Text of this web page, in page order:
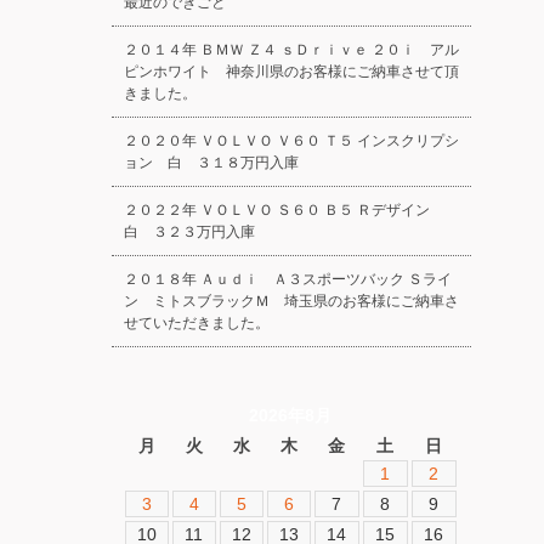
２０１４年 ＢＭＷ Ｚ４ ｓＤｒｉｖｅ ２０ｉ アル
ピンホワイト 神奈川県のお客様にご納車させて頂
きました。
２０２０年 ＶＯＬＶＯ Ｖ６０ Ｔ５ インスクリプシ
ョン 白 ３１８万円入庫
２０２２年 ＶＯＬＶＯ Ｓ６０ Ｂ５ Ｒデザイン
白 ３２３万円入庫
２０１８年 Ａｕｄｉ Ａ３スポーツバック Ｓライ
ン ミトスブラックＭ 埼玉県のお客様にご納車さ
せていただきました。
月
火 水 木 金 土
日
1
2
3
4 5 6 7 8
9
10
11 12 13 14 15
16